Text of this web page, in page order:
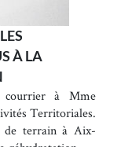
À LA
courrier à Mme
Territoriales.
de terrain à Aix-